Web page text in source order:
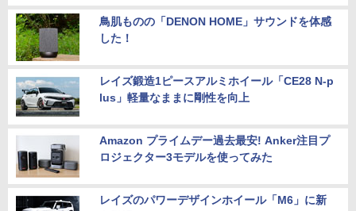
鳥肌ものの「DENON HOME」サウンドを体感
した！
レイズ鍛造1ピースアルミホイール「CE28 N-p
lus」軽量なままに剛性を向上
Amazon プライムデー過去最安! Anker注目プ
ロジェクター3モデルを使ってみた
レイズのパワーデザインホイール「M6」に新